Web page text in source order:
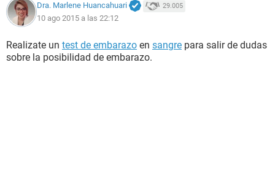
Dra. Marlene Huancahuari 29.005
10 ago 2015 a las 22:12
Realizate un test de embarazo en sangre para salir de dudas
sobre la posibilidad de embarazo.